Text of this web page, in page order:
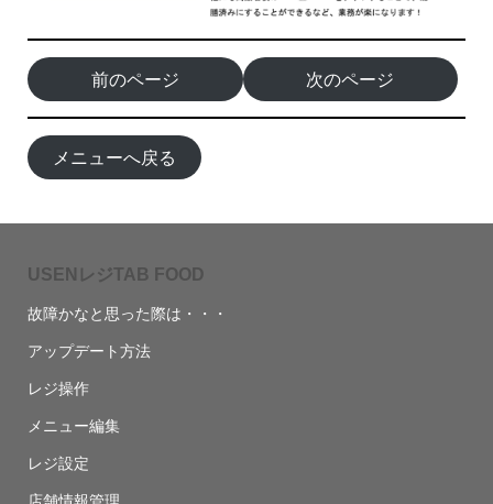
前のページ 次のページ
メニューへ戻る
USENレジTAB FOOD
故障かなと思った際は・・・
アップデート方法
レジ操作
メニュー編集
レジ設定